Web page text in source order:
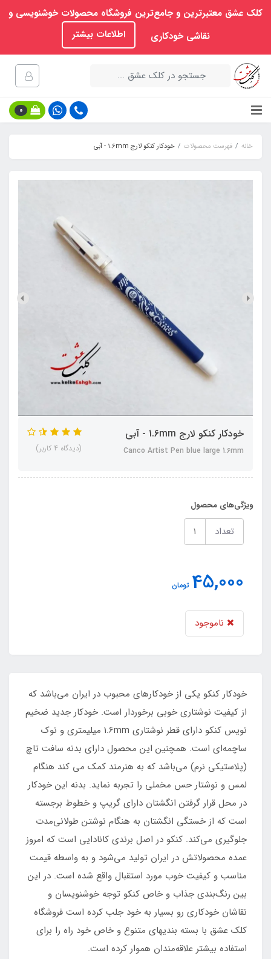
کلک عشق معتبرترین و جامع‌ترین فروشگاه محصولات خوشنویسی و
نقاشی خودکاری
اطلاعات بیشتر
0
خانه فهرست محصولات خودکار کنکو لارج 1.6mm - آبی
خودکار کنکو لارج 1.6mm - آبی
Canco Artist Pen blue large 1.6mm (دیدگاه 4 کاربر)
ویژگی‌های محصول
تعداد
45,000 تومان
ناموجود
خودکار کنکو یکی از خودکارهای محبوب در ایران می‌باشد که
از کیفیت نوشتاری خوبی برخوردار است. خودکار جدید ضخیم
نویس کنکو دارای قطر نوشتاری 1.6mm میلیمتری و نوک
ساچمه‌ای است. همچنین این محصول دارای بدنه سافت تاچ
(پلاستیکی نرم) می‌باشد که به هنرمند کمک می کند هنگام
لمس و نوشتار حس مخملی را تجربه نماید. بدنه این خودکار
در محل قرار گرفتن انگشتان دارای گریپ و خطوط برجسته
است که از خستگی انگشتان به هنگام نوشتن طولانی‌مدت
جلوگیری می‌کند. کنکو در اصل برندی کانادایی است که امروز
عمده محصولاتش در ایران تولید می‌شود و به واسطه قیمت
مناسب و کیفیت خوب مورد استقبال واقع شده است. در این
بین رنگ‌بندی جذاب و خاص کنکو توجه خوشنویسان و
نقاشان خودکاری رو بسیار به خود جلب کرده است فروشگاه
کلک عشق با بسته بندیهای متنوع و خاص خود راه را برای
استفاده بیشتر علاقه‌مندان هموار کرده است.